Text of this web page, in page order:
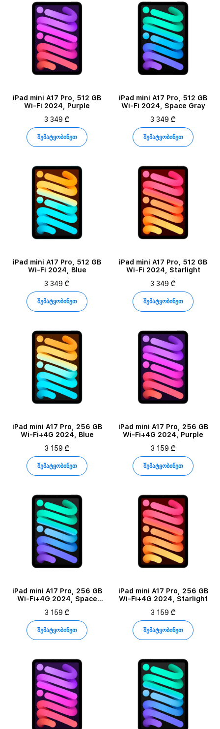
iPad mini A17 Pro, 512 GB
Wi-Fi 2024, Purple
3 349 ₾
შემატყობინეთ
iPad mini A17 Pro, 512 GB
Wi-Fi 2024, Space Gray
3 349 ₾
შემატყობინეთ
iPad mini A17 Pro, 512 GB
Wi-Fi 2024, Blue
3 349 ₾
შემატყობინეთ
iPad mini A17 Pro, 512 GB
Wi-Fi 2024, Starlight
3 349 ₾
შემატყობინეთ
iPad mini A17 Pro, 256 GB
Wi-Fi+4G 2024, Blue
3 159 ₾
შემატყობინეთ
iPad mini A17 Pro, 256 GB
Wi-Fi+4G 2024, Purple
3 159 ₾
შემატყობინეთ
iPad mini A17 Pro, 256 GB
Wi-Fi+4G 2024, Space
3 159 ₾
შემატყობინეთ
iPad mini A17 Pro, 256 GB
Wi-Fi+4G 2024, Starlight
3 159 ₾
შემატყობინეთ